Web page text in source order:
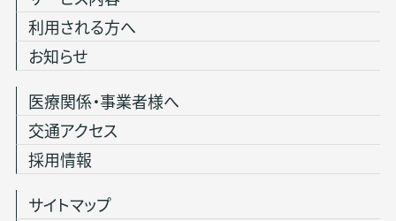
利用される方へ
お知らせ
医療関係・事業者様へ
交通アクセス
採用情報
サイトマップ